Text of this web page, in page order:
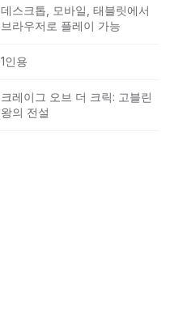
데스크톱, 모바일, 태블릿에서
브라우저로 플레이 가능
1인용
크레이그 오브 더 크릭: 고블린
왕의 전설